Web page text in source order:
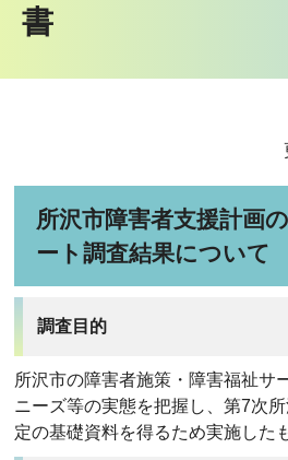
書
所沢市障害者支援計画
ート調査結果について
調査目的
所沢市の障害者施策・障害福祉サ
ニーズ等の実態を把握し、第7次
定の基礎資料を得るため実施した